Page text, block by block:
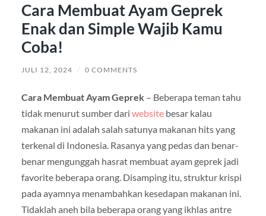
Cara Membuat Ayam Geprek
Enak dan Simple Wajib Kamu
Coba!
JULI 12, 2024 / 0 COMMENTS
Cara Membuat Ayam Geprek – Beberapa teman tahu
tidak menurut sumber dari websitebesar kalau
makanan ini adalah salah satunya makanan hits yang
terkenal di Indonesia. Rasanya yang pedas dan benar-
benar mengunggah hasrat membuat ayam geprek jadi
favorite beberapa orang. Disamping itu, struktur krispi
pada ayamnya menambahkan kesedapan makanan ini.
Tidaklah aneh bila beberapa orang yang ikhlas antre